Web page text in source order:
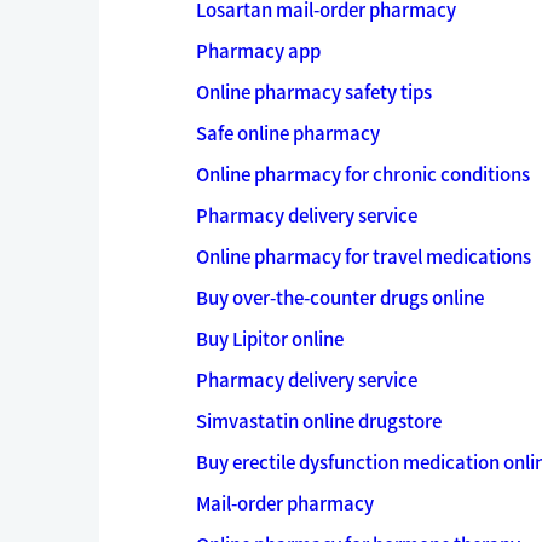
Losartan mail-order pharmacy
Pharmacy app
Online pharmacy safety tips
Safe online pharmacy
Online pharmacy for chronic conditions
Pharmacy delivery service
Online pharmacy for travel medications
Buy over-the-counter drugs online
Buy Lipitor online
Pharmacy delivery service
Simvastatin online drugstore
Buy erectile dysfunction medication
Mail-order pharmacy